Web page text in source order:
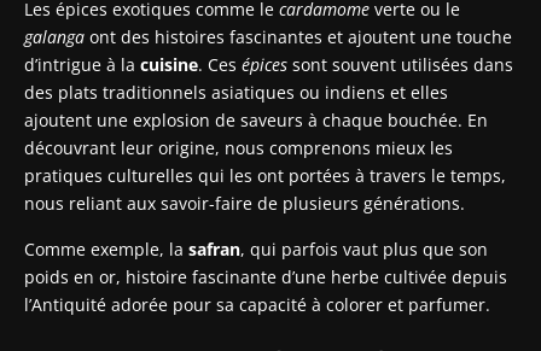
Les épices exotiques comme le cardamome verte ou le
galanga ont des histoires fascinantes et ajoutent une touche
d’intrigue à la cuisine. Ces épices sont souvent utilisées dans
des plats traditionnels asiatiques ou indiens et elles
ajoutent une explosion de saveurs à chaque bouchée. En
découvrant leur origine, nous comprenons mieux les
pratiques culturelles qui les ont portées à travers le temps,
nous reliant aux savoir-faire de plusieurs générations.
Comme exemple, la safran, qui parfois vaut plus que son
poids en or, histoire fascinante d’une herbe cultivée depuis
l’Antiquité adorée pour sa capacité à colorer et parfumer.